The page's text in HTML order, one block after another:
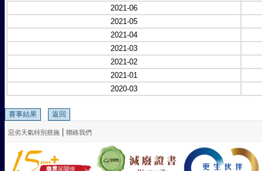
2021-06
2021-05
2021-04
2021-03
2021-02
2021-01
2020-03